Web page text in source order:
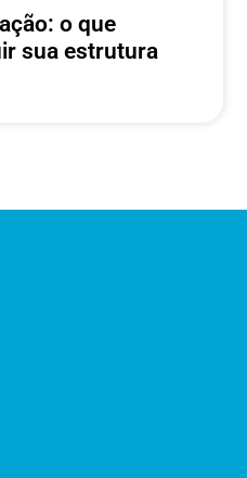
o que
sua estrutura